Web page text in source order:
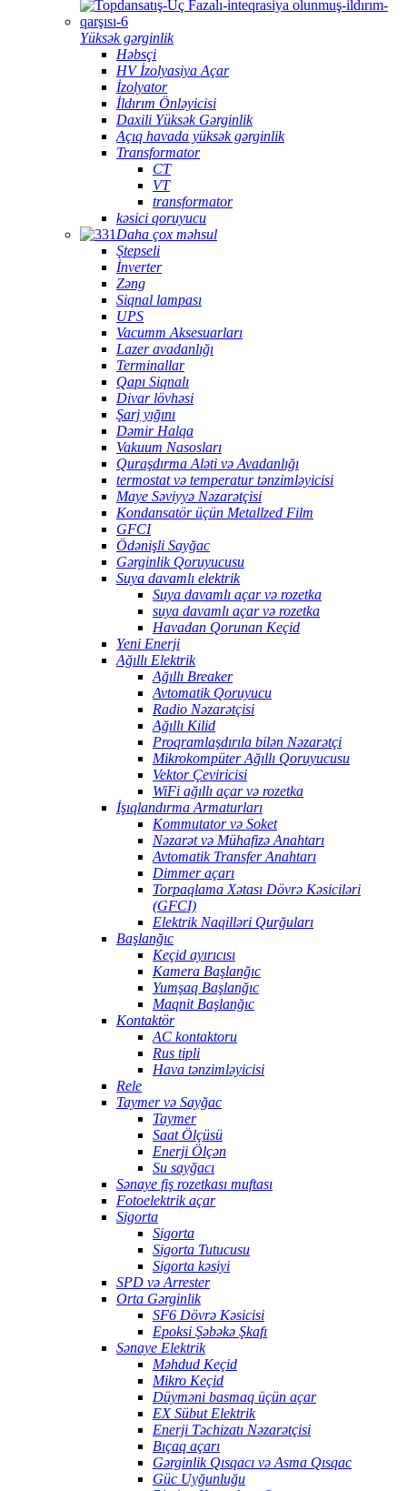
Yüksək gərginlik
Həbsçi
HV İzolyasiya Açar
İzolyator
İldırım Önləyicisi
Daxili Yüksək Gərginlik
Açıq havada yüksək gərginlik
Transformator
CT
VT
transformator
kəsici qoruyucu
Daha çox məhsul
Ştepseli
İnverter
Zəng
Siqnal lampası
UPS
Vacumm Aksesuarları
Lazer avadanlığı
Terminallar
Qapı Siqnalı
Divar lövhəsi
Şarj yığını
Dəmir Halqa
Vakuum Nasosları
Quraşdırma Aləti və Avadanlığı
termostat və temperatur tənzimləyicisi
Maye Səviyyə Nəzarətçisi
Kondansatör üçün Metallzed Film
GFCI
Ödənişli Sayğac
Gərginlik Qoruyucusu
Suya davamlı elektrik
Suya davamlı açar və rozetka
suya davamlı açar və rozetka
Havadan Qorunan Keçid
Yeni Enerji
Ağıllı Elektrik
Ağıllı Breaker
Avtomatik Qoruyucu
Radio Nəzarətçisi
Ağıllı Kilid
Proqramlaşdırıla bilən Nəzarətçi
Mikrokompüter Ağıllı Qoruyucusu
Vektor Çeviricisi
WiFi ağıllı açar və rozetka
İşıqlandırma Armaturları
Kommutator və Soket
Nəzarət və Mühafizə Anahtarı
Avtomatik Transfer Anahtarı
Dimmer açarı
Torpaqlama Xətası Dövrə Kəsiciləri
(GFCI)
Elektrik Naqilləri Qurğuları
Başlanğıc
Keçid ayırıcısı
Kamera Başlanğıc
Yumşaq Başlanğıc
Maqnit Başlanğıc
Kontaktör
AC kontaktoru
Rus tipli
Hava tənzimləyicisi
Rele
Taymer və Sayğac
Taymer
Saat Ölçüsü
Enerji Ölçən
Su sayğacı
Sənaye fiş rozetkası muftası
Fotoelektrik açar
Sigorta
Sigorta
Sigorta Tutucusu
Sigorta kəsiyi
SPD və Arrester
Orta Gərginlik
SF6 Dövrə Kəsicisi
Epoksi Şəbəkə Şkafı
Sənaye Elektrik
Məhdud Keçid
Mikro Keçid
Düyməni basmaq üçün açar
EX Sübut Elektrik
Enerji Təchizatı Nəzarətçisi
Bıçaq açarı
Gərginlik Qısqacı və Asma Qısqac
Güc Uyğunluğu